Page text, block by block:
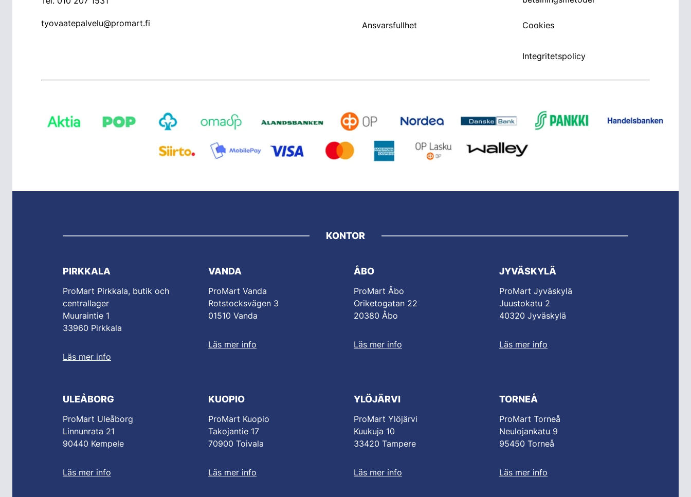
tyovaatepalvelu@promart.fi Ansvarsfullhet Cookies
Integritetspolicy
KONTOR
PIRKKALA
ProMart Pirkkala, butik och
centrallager
Muuraintie 1
33960 Pirkkala
Läs mer info
VANDA
ProMart Vanda
Rotstocksvägen 3
01510 Vanda
Läs mer info
ÅBO
ProMart Åbo
Oriketogatan 22
20380 Åbo
Läs mer info
JYVÄSKYLÄ
ProMart Jyväskylä
Juustokatu 2
40320 Jyväskylä
Läs mer info
ULEÅBORG
ProMart Uleåborg
Linnunrata 21
90440 Kempele
Läs mer info
KUOPIO
ProMart Kuopio
Takojantie 17
70900 Toivala
Läs mer info
YLÖJÄRVI
ProMart Ylöjärvi
Kuukuja 10
33420 Tampere
Läs mer info
TORNEÅ
ProMart Torneå
Neulojankatu 9
95450 Torneå
Läs mer info